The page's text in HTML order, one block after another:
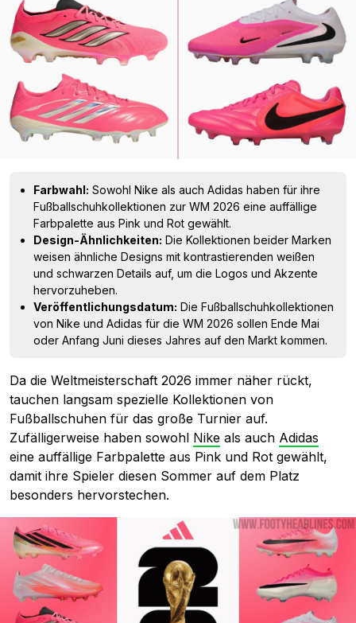
Farbwahl: Sowohl Nike als auch Adidas haben für ihre
Fußballschuhkollektionen zur WM 2026 eine auffällige
Farbpalette aus Pink und Rot gewählt.
Design-Ähnlichkeiten: Die Kollektionen beider Marken
weisen ähnliche Designs mit kontrastierenden weißen
und schwarzen Details auf, um die Logos und Akzente
hervorzuheben.
Veröffentlichungsdatum: Die Fußballschuhkollektionen
von Nike und Adidas für die WM 2026 sollen Ende Mai
oder Anfang Juni dieses Jahres auf den Markt kommen.
Da die Weltmeisterschaft 2026 immer näher rückt,
tauchen langsam spezielle Kollektionen von
Fußballschuhen für das große Turnier auf.
Zufälligerweise haben sowohl Nike als auch Adidas
eine auffällige Farbpalette aus Pink und Rot gewählt,
damit ihre Spieler diesen Sommer auf dem Platz
besonders hervorstechen.